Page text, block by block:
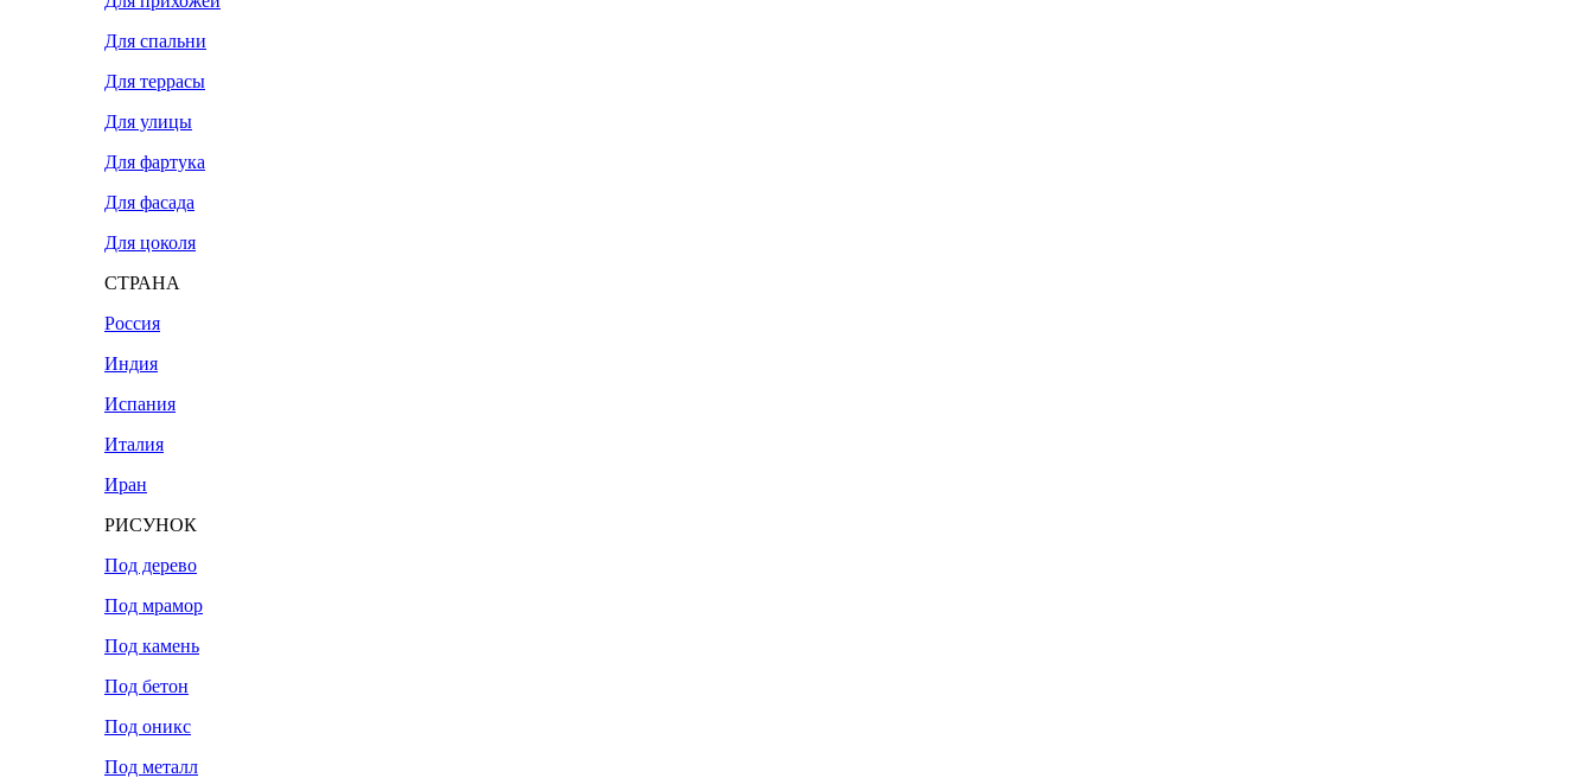
Для спальни
Для террасы
Для улицы
Для фартука
Для фасада
Для цоколя
СТРАНА
Россия
Индия
Испания
Италия
Иран
РИСУНОК
Под дерево
Под мрамор
Под камень
Под бетон
Под оникс
Под металл